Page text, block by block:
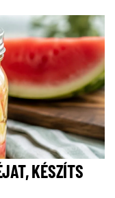
KÉSZÍTS